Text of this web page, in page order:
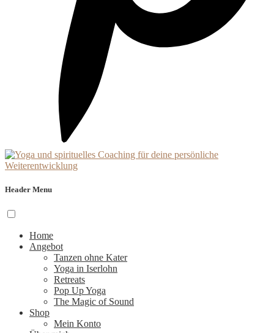
Header Menu
Home
Angebot
Tanzen ohne Kater
Yoga in Iserlohn
Retreats
Pop Up Yoga
The Magic of Sound
Shop
Mein Konto